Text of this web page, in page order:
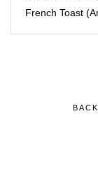
French Toast